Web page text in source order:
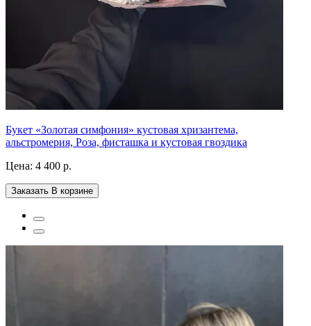
Букет «Золотая симфония» кустовая хризантема,
альстромерия, Роза, фисташка и кустовая гвоздика
Цена: 4 400 р.
Заказать В корзине